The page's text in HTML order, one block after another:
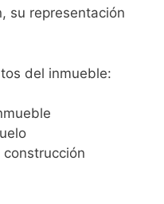
su representación
del inmueble: